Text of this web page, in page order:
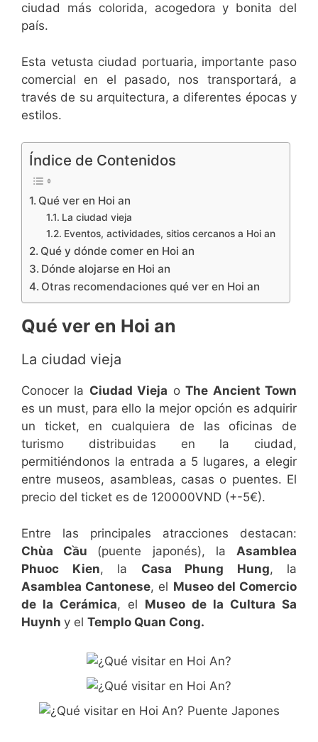
ciudad más colorida, acogedora y bonita del
país.
Esta vetusta ciudad portuaria, importante paso
comercial en el pasado, nos transportará, a
través de su arquitectura, a diferentes épocas y
estilos.
Índice de Contenidos
Qué ver en Hoi an
La ciudad vieja
Eventos, actividades, sitios cercanos a Hoi an
Qué y dónde comer en Hoi an
Dónde alojarse en Hoi an
Otras recomendaciones qué ver en Hoi an
Qué ver en Hoi an
La ciudad vieja
Conocer la Ciudad Vieja oThe Ancient Town
es un must, para ello la mejor opción es adquirir
un ticket, en cualquiera de las oficinas de
turismo distribuidas en la ciudad,
permitiéndonos la entrada a 5 lugares, a elegir
entre museos, asambleas, casas o puentes. El
precio del ticket es de 120000VND (+-5€).
Entre las principales atracciones destacan:
Chùa Cầu (puente japonés), la Asamblea
Phuoc Kien, la Casa Phung Hung, la
Asamblea Cantonese, el Museo del Comercio
de la Cerámica, el Museo de la Cultura Sa
Huynh y el Templo Quan Cong.